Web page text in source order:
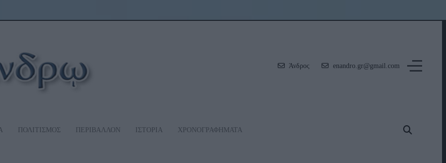
Άνδρος enandro.gr@gmail.com
ΠΟΛΙΤΙΣΜΟΣ ΠΕΡΙΒΑΛΛΟΝ ΙΣΤΟΡΙΑ ΧΡΟΝΟΓΡΑΦΗΜΑΤΑ